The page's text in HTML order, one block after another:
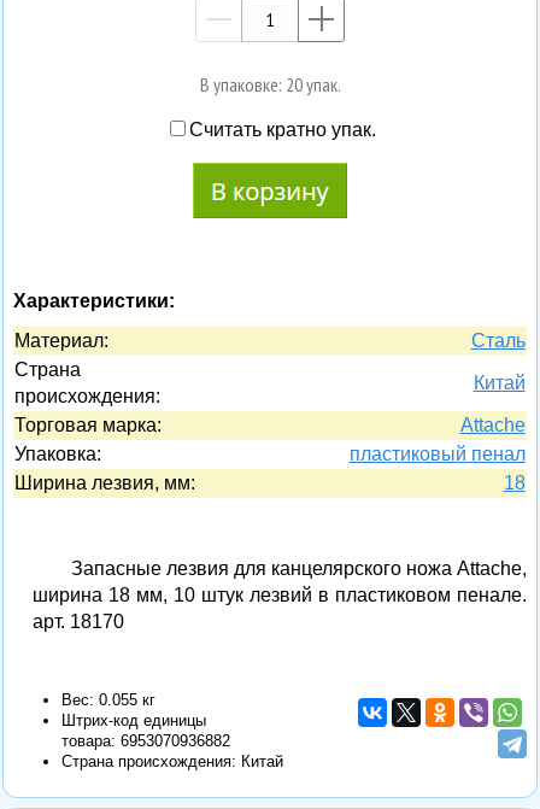
—
В упаковке: 20 упак.
Считать кратно упак.
Характеристики:
Материал:
Сталь
Страна
происхождения:
Китай
Торговая марка:
Attache
Упаковка:
пластиковый пенал
Ширина лезвия, мм:
18
Запасные лезвия для канцелярского ножа Attache,
ширина 18 мм, 10 штук лезвий в пластиковом пенале.
арт. 18170
Вес: 0.055 кг
Штрих-код единицы
товара: 6953070936882
Страна происхождения: Китай